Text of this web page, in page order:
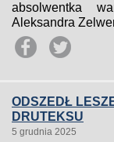
absolwentka
Aleksandra
ODSZEDŁ
DRUTEKSU
5 grudnia 2025